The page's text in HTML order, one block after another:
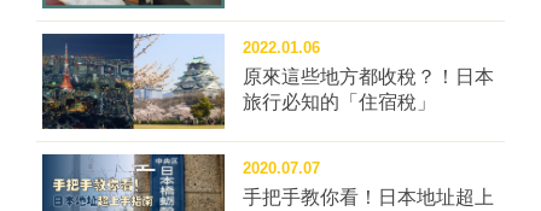
間：9:30～21:00（售完為止） 價格：¥2300 地點：JR
仙台車站2樓 （官網請點...2022.01.06
原來這些地方都收稅？！日本
旅行必知的「住宿稅」
2020.07.07
手把手教你看！日本地址超上